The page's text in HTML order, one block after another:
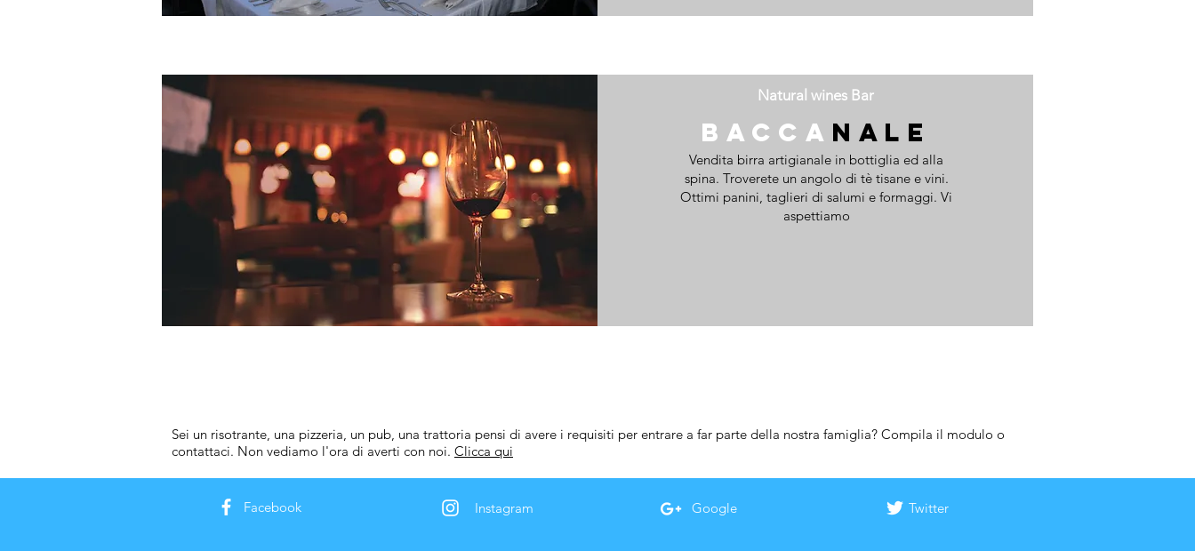
Natural wines Bar
BACCA NALE
Vendita birra artigianale in bottiglia ed alla
spina. Troverete un angolo di tè tisane e vini.
Ottimi panini, taglieri di salumi e formaggi. Vi
aspettiamo
Sei un risotrante, una pizzeria, un pub, una trattoria pensi di avere i requisiti per entrare a far parte della nostra famiglia? Compila il modulo o
contattaci. Non vediamo l'ora di averti con noi. Clicca qui
Facebook Instagram Google Twitter